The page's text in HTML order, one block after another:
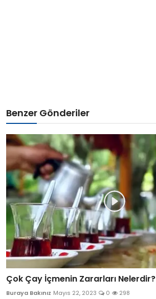
Benzer Gönderiler
Çok Çay İçmenin Zararları Nelerdir?
Buraya Bakınız Mayıs 22, 2023 0 298